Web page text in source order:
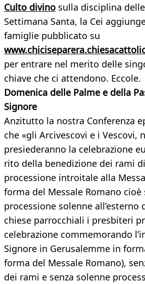
Culto divino sulla disciplina
Settimana Santa, la Cei
famiglie pubblicato su
per entrare nel merito delle
chiave che ci attendono. Eccole.
Domenica delle Palme e della
Signore
Anzitutto la nostra Conferenza
che «gli Arcivescovi e i Vescovi,
presiederanno la celebrazione
rito della benedizione dei rami
processione introitale alla
forma del Messale Romano cioè
processione solenne all’esterno
chiese parrocchiali i presbiteri
celebrazione commemorando
Signore in Gerusalemme in
forma del Messale Romano),
dei rami e senza solenne